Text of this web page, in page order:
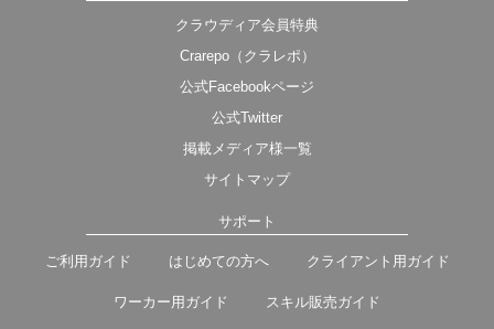
クラウディア会員特典
Crarepo（クラレポ）
公式Facebookページ
公式Twitter
掲載メディア様一覧
サイトマップ
サポート
ご利用ガイド はじめての方へ クライアント用ガイド
ワーカー用ガイド スキル販売ガイド